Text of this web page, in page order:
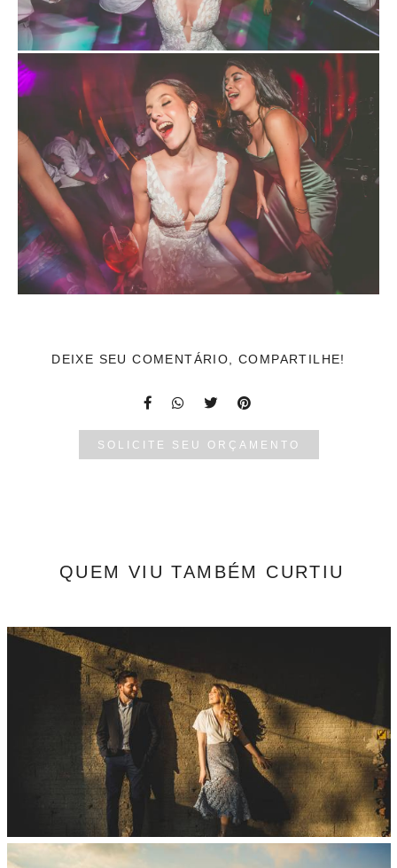
DEIXE SEU COMENTÁRIO, COMPARTILHE!
SOLICITE SEU ORÇAMENTO
QUEM VIU TAMBÉM CURTIU